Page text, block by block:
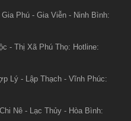
Phú - Gia Viễn - Ninh Bình:
- Thị Xã Phú Thọ: Hotline:
Lý - Lập Thạch - Vĩnh Phúc:
Nê - Lạc Thủy - Hòa Bình: